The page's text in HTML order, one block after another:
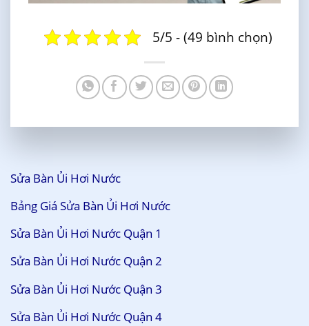
5/5 - (49 bình chọn)
Sửa Bàn Ủi Hơi Nước
Bảng Giá Sửa Bàn Ủi Hơi Nước
Sửa Bàn Ủi Hơi Nước Quận 1
Sửa Bàn Ủi Hơi Nước Quận 2
Sửa Bàn Ủi Hơi Nước Quận 3
Sửa Bàn Ủi Hơi Nước Quận 4